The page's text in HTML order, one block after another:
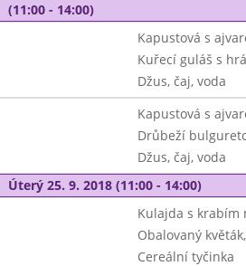
(11:00 - 14:00)
Kapustová s
Kuřecí guláš s
Džus, čaj, voda
Kapustová s
Drůbeží
Džus, čaj, voda
Úterý 25. 9. 2018 (11:00 - 14:00)
Kulajda s krabím
Obalovaný
Cereální tyčinka